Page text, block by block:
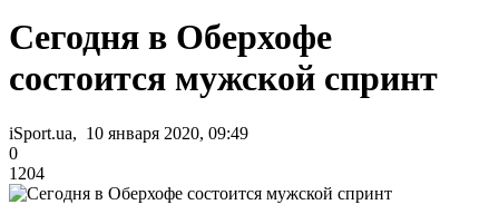
Сегодня в Оберхофе
состоится мужской спринт
iSport.ua, 10 января 2020, 09:49
0
1204